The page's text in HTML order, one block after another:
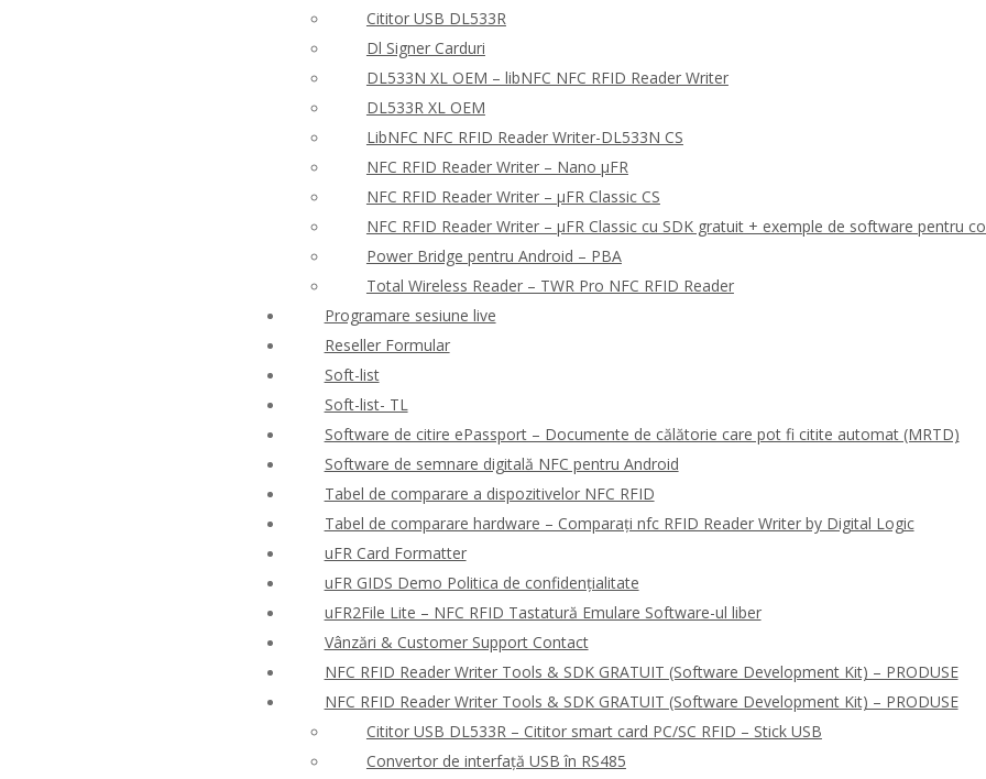
Cititor USB DL533R
Dl Signer Carduri
DL533N XL OEM – libNFC NFC RFID Reader Writer
DL533R XL OEM
LibNFC NFC RFID Reader Writer-DL533N CS
NFC RFID Reader Writer – Nano μFR
NFC RFID Reader Writer – μFR Classic CS
NFC RFID Reader Writer – μFR Classic cu SDK gratuit + exemple de software pentru
Power Bridge pentru Android – PBA
Total Wireless Reader – TWR Pro NFC RFID Reader
Programare sesiune live
Reseller Formular
Soft-list
Soft-list- TL
Software de citire ePassport – Documente de călătorie care pot fi citite automat (MRTD)
Software de semnare digitală NFC pentru Android
Tabel de comparare a dispozitivelor NFC RFID
Tabel de comparare hardware – Comparați nfc RFID Reader Writer by Digital Logic
uFR Card Formatter
uFR GIDS Demo Politica de confidențialitate
uFR2File Lite – NFC RFID Tastatură Emulare Software-ul liber
Vânzări & Customer Support Contact
NFC RFID Reader Writer Tools & SDK GRATUIT (Software Development Kit) – PRODUSE
NFC RFID Reader Writer Tools & SDK GRATUIT (Software Development Kit) – PRODUSE
Cititor USB DL533R – Cititor smart card PC/SC RFID – Stick USB
Convertor de interfață USB în RS485